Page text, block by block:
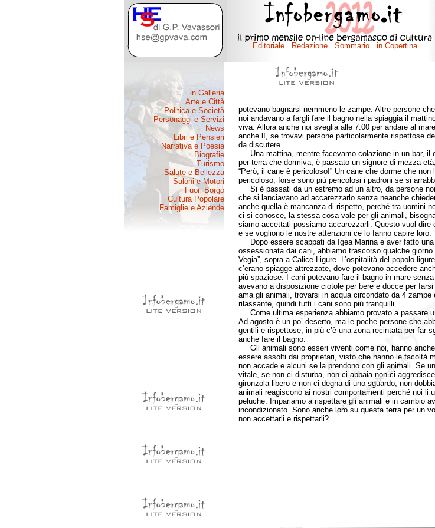
potevano bagnarsi nemmeno le zampe. Altre persone
noi andavano a fargli fare il bagno nella spiaggia il
viva. Allora anche noi sveglia alle 7:00 per andare al
anche lì, se trovavi persone particolarmente rispettose
da discutere.
Una mattina, mentre facevamo colazione in un bar, il
per terra che dormiva, è passato un signore di mezza
“Però, il cane è pericoloso!” Un cane che dorme che non
pericoloso, forse sono più pericolosi i padroni se si
Si è passati da un estremo ad un altro, da persone
che si lanciavano ad accarezzarlo senza neanche
anche quella è mancanza di rispetto, perché tra uomini
ci si conosce, la stessa cosa vale per gli animali,
siamo accettati possiamo accarezzarli. Questo vuol dire
e se vogliono le nostre attenzioni ce lo fanno capire loro.
Dopo essere scappati da Igea Marina e aver fatto una
ossessionata dai cani, abbiamo trascorso qualche giorno
Vegia”, sopra a Calice Ligure. L’ospitalità del popolo
c’erano spiagge attrezzate, dove potevano accedere
più spaziose. I cani potevano fare il bagno in mare
avevano a disposizione ciotole per bere e docce per
ama gli animali, trovarsi in acqua circondato da 4 zampe
rilassante, quindi tutti i cani sono più tranquilli.
Come ultima esperienza abbiamo provato a passare
Ad agosto è un po’ deserto, ma le poche persone che
gentili e rispettose, in più c’è una zona recintata per far
anche fare il bagno.
Gli animali sono esseri viventi come noi, hanno
essere assolti dai proprietari, visto che hanno le facoltà
non accade e alcuni se la prendono con gli animali. Se
vitale, se non ci disturba, non ci abbaia non ci
gironzola libero e non ci degna di uno sguardo, non
animali reagiscono ai nostri comportamenti perché noi li
peluche. Impariamo a rispettare gli animali e in cambio
incondizionato. Sono anche loro su questa terra per un
non accettarli e rispettarli?